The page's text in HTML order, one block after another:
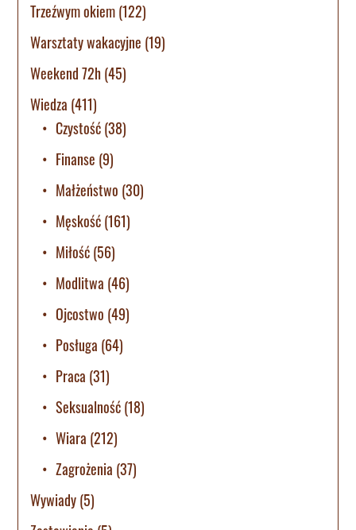
Trzeźwym okiem(122)
Warsztaty wakacyjne (19)
Weekend 72h(45)
Wiedza (411)
Czystość(38)
Finanse (9)
Małżeństwo (30)
Męskość(161)
Miłość(56)
Modlitwa (46)
Ojcostwo (49)
Posługa (64)
Praca (31)
Seksualność(18)
Wiara (212)
Zagrożenia (37)
Wywiady(5)